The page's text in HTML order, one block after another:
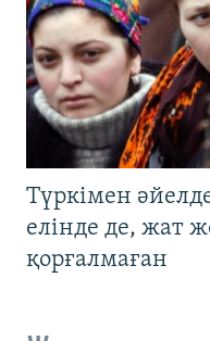
Түркімен
елінде де, жат
қорғалмаған